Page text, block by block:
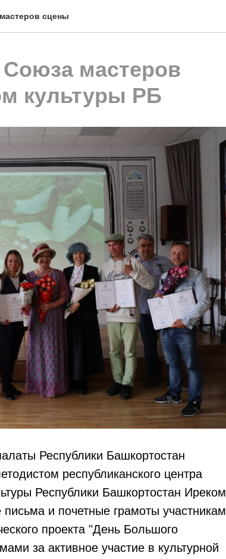
сцены
мастеров
культуры РБ
Республики Башкортостан
республиканского центра
Республики Башкортостан Иреком
и почетные грамоты участникам
проекта "День Большого
за активное участие в культурной